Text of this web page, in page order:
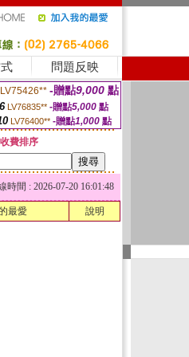
問題反映
LV75426** -贈點9,000 點
LV76835** -贈點5,000點
LV76400** -贈點1,000 點
費排序
時間 : 2026-07-20 16:01:48
最愛 說明